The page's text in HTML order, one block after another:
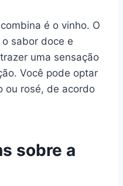
é o vinho. O
sabor doce e
uma sensação
Você pode optar
ou rosé, de acordo
sobre a